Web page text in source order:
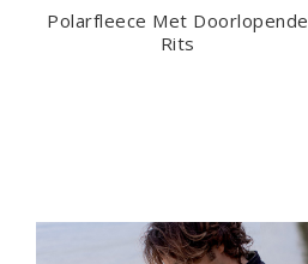
Polarfleece Met Doorlopende
Rits